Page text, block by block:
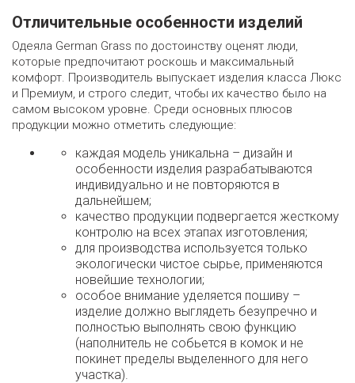
Отличительные особенности изделий
Одеяла German Grass по достоинству оценят люди,
которые предпочитают роскошь и максимальный
комфорт. Производитель выпускает изделия класса Люкс
и Премиум, и строго следит, чтобы их качество было на
самом высоком уровне. Среди основных плюсов
продукции можно отметить следующие:
каждая модель уникальна – дизайн и
особенности изделия разрабатываются
индивидуально и не повторяются в
дальнейшем;
качество продукции подвергается жесткому
контролю на всех этапах изготовления;
для производства используется только
экологически чистое сырье, применяются
новейшие технологии;
особое внимание уделяется пошиву –
изделие должно выглядеть безупречно и
полностью выполнять свою функцию
(наполнитель не собьется в комок и не
покинет пределы выделенного для него
участка).